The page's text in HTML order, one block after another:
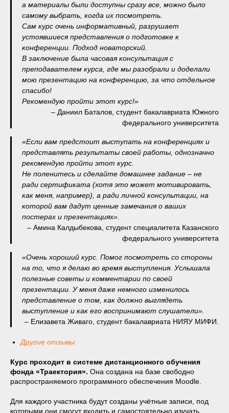
а материалы были доступны сразу все, можно было
самому выбрать, когда их посмотреть.
Сам курс очень информативный, разрушает
устоявшиеся представления о подготовке к
конференции. Подход новаторский.
В заключение была часовая консультация с
преподавателем курса, где мы разобрали и доделали
мою презентацию на конференцию, за что отдельное
спасибо!
Рекомендую пройти этот курс!»
– Даниил Баталов, студент бакалавриата Южного
федерального университета
«Если вам предстоит выступать на конференциях и
представлять результаты своей работы, однозначно
рекомендую пройти этот курс.
Не поленитесь и сделайте домашнее задание – не
ради сертификата (хотя это может мотивировать,
как меня, например), а ради личной консультации, на
которой вам дадут ценные замечания о ваших
постерах и презентациях».
– Амина Калдыбекова, студент специалитета Казанского
федерального университета
«Очень хороший курс. Помог посмотреть со стороны
на то, что я делаю во время выступления. Услышала
полезные советы и комментарии по своей
презентации. У меня даже немного изменилось
представление о том, как должно выглядеть
выступление и как его воспринимают слушатели».
– Елизавета Живаго, студент бакалавриата НИЯУ МИФИ.
Другие отзывы
Курс проходит в системе дистанционного обучения
фонда «Траектория». Она создана на базе свободно
распространяемого программного обеспечения Moodle.
Для каждого участника будут созданы учётные записи, под
которыми они смогут входить и самостоятельно изучать